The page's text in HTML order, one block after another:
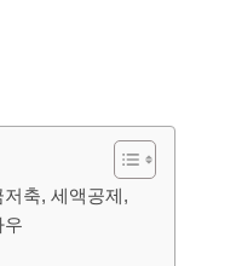
축, 세액공제,
우